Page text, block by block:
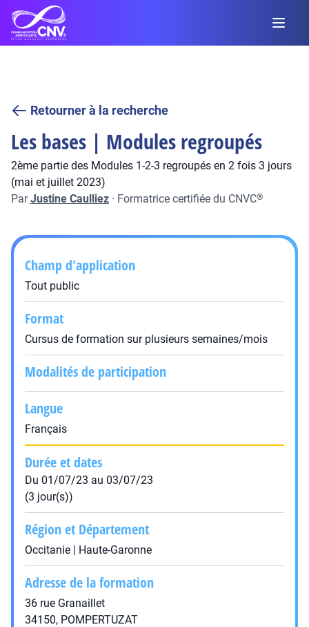
Retourner à la recherche
Les bases | Modules regroupés
2ème partie des Modules 1-2-3 regroupés en 2 fois 3 jours
(mai et juillet 2023)
ParJustine Caulliez · Formatrice certifiée du CNVC®
Champ d'application
Tout public
Format
Cursus de formation sur plusieurs semaines/mois
Modalités de participation
Langue
Français
Durée et dates
Du 01/07/23 au 03/07/23
(3 jour(s))
Région et Département
Occitanie | Haute-Garonne
Adresse de la formation
36 rue Granaillet
34150, POMPERTUZAT